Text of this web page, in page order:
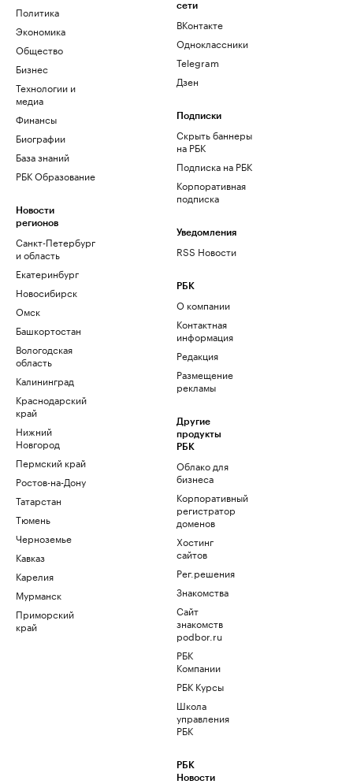
Политика
Экономика
Общество
Бизнес
Технологии и
медиа
Финансы
Биографии
База знаний
РБК Образование
Новости
регионов
Санкт-Петербург
и область
Екатеринбург
Новосибирск
Омск
Башкортостан
Вологодская
область
Калининград
Краснодарский
край
Нижний
Новгород
Пермский край
Ростов-на-Дону
Татарстан
Тюмень
Черноземье
Кавказ
Карелия
Мурманск
Приморский
край
сети
ВКонтакте
Одноклассники
Telegram
Дзен
Подписки
Скрыть баннеры
на РБК
Подписка на РБК
Корпоративная
подписка
Уведомления
RSS Новости
РБК
О компании
Контактная
информация
Редакция
Размещение
рекламы
Другие
продукты
РБК
Облако для
бизнеса
Корпоративный
регистратор
доменов
Хостинг
сайтов
Рег.решения
Знакомства
Сайт
знакомств
podbor.ru
РБК
Компании
РБК Курсы
Школа
управления
РБК
РБК
Новости